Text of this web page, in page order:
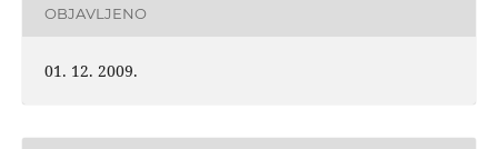
OBJAVLJENO
01. 12. 2009.